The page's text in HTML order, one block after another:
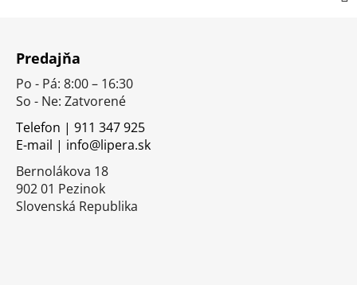
Predajňa
Po - Pá: 8:00 – 16:30
So - Ne: Zatvorené
Telefon | 911 347 925
E-mail | info@lipera.sk
Bernolákova 18
902 01 Pezinok
Slovenská Republika